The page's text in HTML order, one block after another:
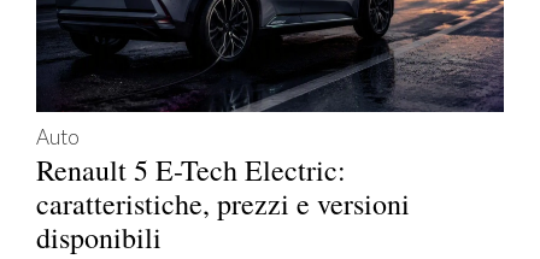
Auto
Renault 5 E-Tech Electric:
caratteristiche, prezzi e versioni
disponibili